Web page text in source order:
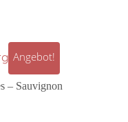
Angebot!
– Sauvignon